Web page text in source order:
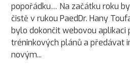
popořádku… Na začátku roku
čistě v rukou PaedDr. Hany
bylo dokončit webovou aplikaci
tréninkových plánů a předávat
novým...